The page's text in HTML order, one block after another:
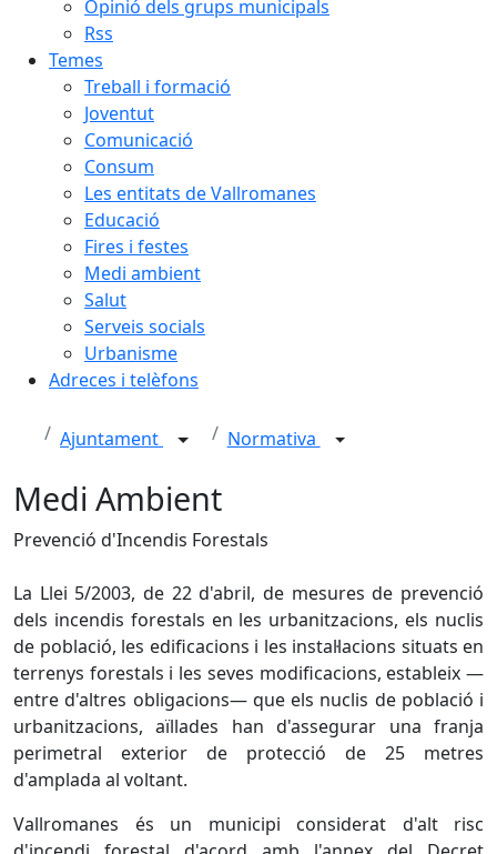
Opinió dels grups municipals
Rss
Temes
Treball i formació
Joventut
Comunicació
Consum
Les entitats de Vallromanes
Educació
Fires i festes
Medi ambient
Salut
Serveis socials
Urbanisme
Adreces i telèfons
Ajuntament Normativa
Medi Ambient
Prevenció d'Incendis Forestals
La Llei 5/2003, de 22 d'abril, de mesures de prevenció
dels incendis forestals en les urbanitzacions, els nuclis
de població, les edificacions i les instal·lacions situats en
terrenys forestals i les seves modificacions, estableix —
entre d'altres obligacions— que els nuclis de població i
urbanitzacions, aïllades han d'assegurar una franja
perimetral exterior de protecció de 25 metres
d'amplada al voltant.
Vallromanes és un municipi considerat d'alt risc